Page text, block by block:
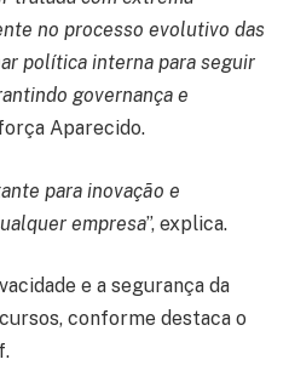
no processo evolutivo das
política interna para seguir
governança e
Aparecido.
para inovação e
empresa”, explica.
e a segurança da
conforme destaca o